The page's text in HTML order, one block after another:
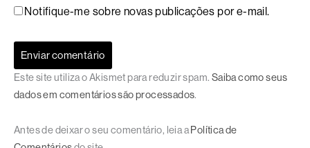
Notifique-me sobre novas publicações por e-mail.
Este site utiliza o Akismet para reduzir spam. Saiba como seus
dados em comentários são processados.
Antes de deixar o seu comentário, leia a Política de